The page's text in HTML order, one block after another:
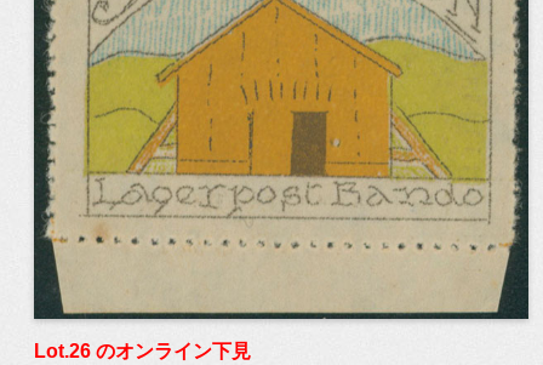
Lot.26 のオンライン下見